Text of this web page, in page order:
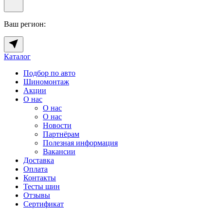
Ваш регион:
Каталог
Подбор по авто
Шиномонтаж
Акции
О нас
О нас
О нас
Новости
Партнёрам
Полезная информация
Вакансии
Доставка
Оплата
Контакты
Тесты шин
Отзывы
Сертификат